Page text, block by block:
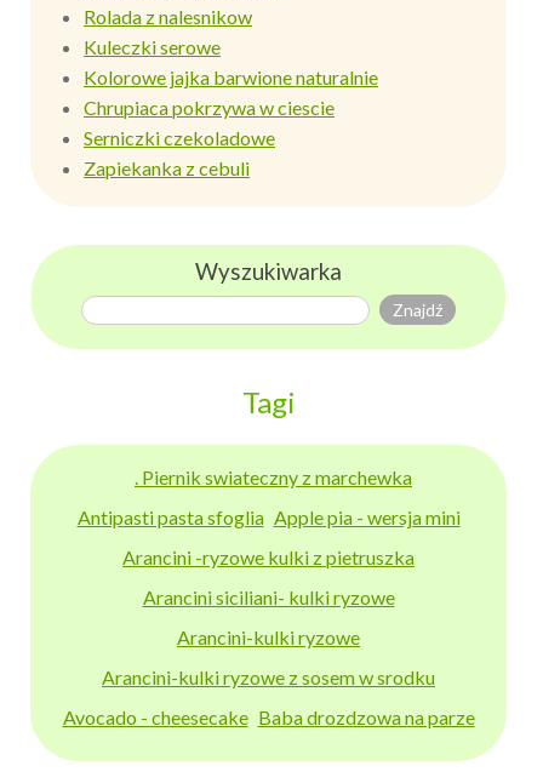
Rolada z nalesnikow
Kuleczki serowe
Kolorowe jajka barwione naturalnie
Chrupiaca pokrzywa w ciescie
Serniczki czekoladowe
Zapiekanka z cebuli
Wyszukiwarka
Tagi
. Piernik swiateczny z marchewka
Antipasti pasta sfoglia Apple pia - wersja mini
Arancini -ryzowe kulki z pietruszka
Arancini siciliani- kulki ryzowe
Arancini-kulki ryzowe
Arancini-kulki ryzowe z sosem w srodku
Avocado - cheesecake Baba drozdzowa na parze